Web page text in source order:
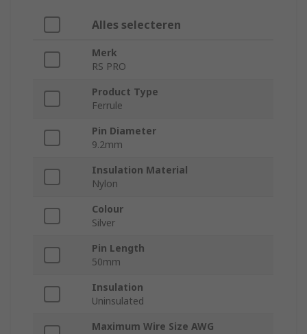
Alles selecteren
Merk
RS PRO
Product Type
Ferrule
Pin Diameter
9.2mm
Insulation Material
Nylon
Colour
Silver
Pin Length
50mm
Insulation
Uninsulated
Maximum Wire Size AWG